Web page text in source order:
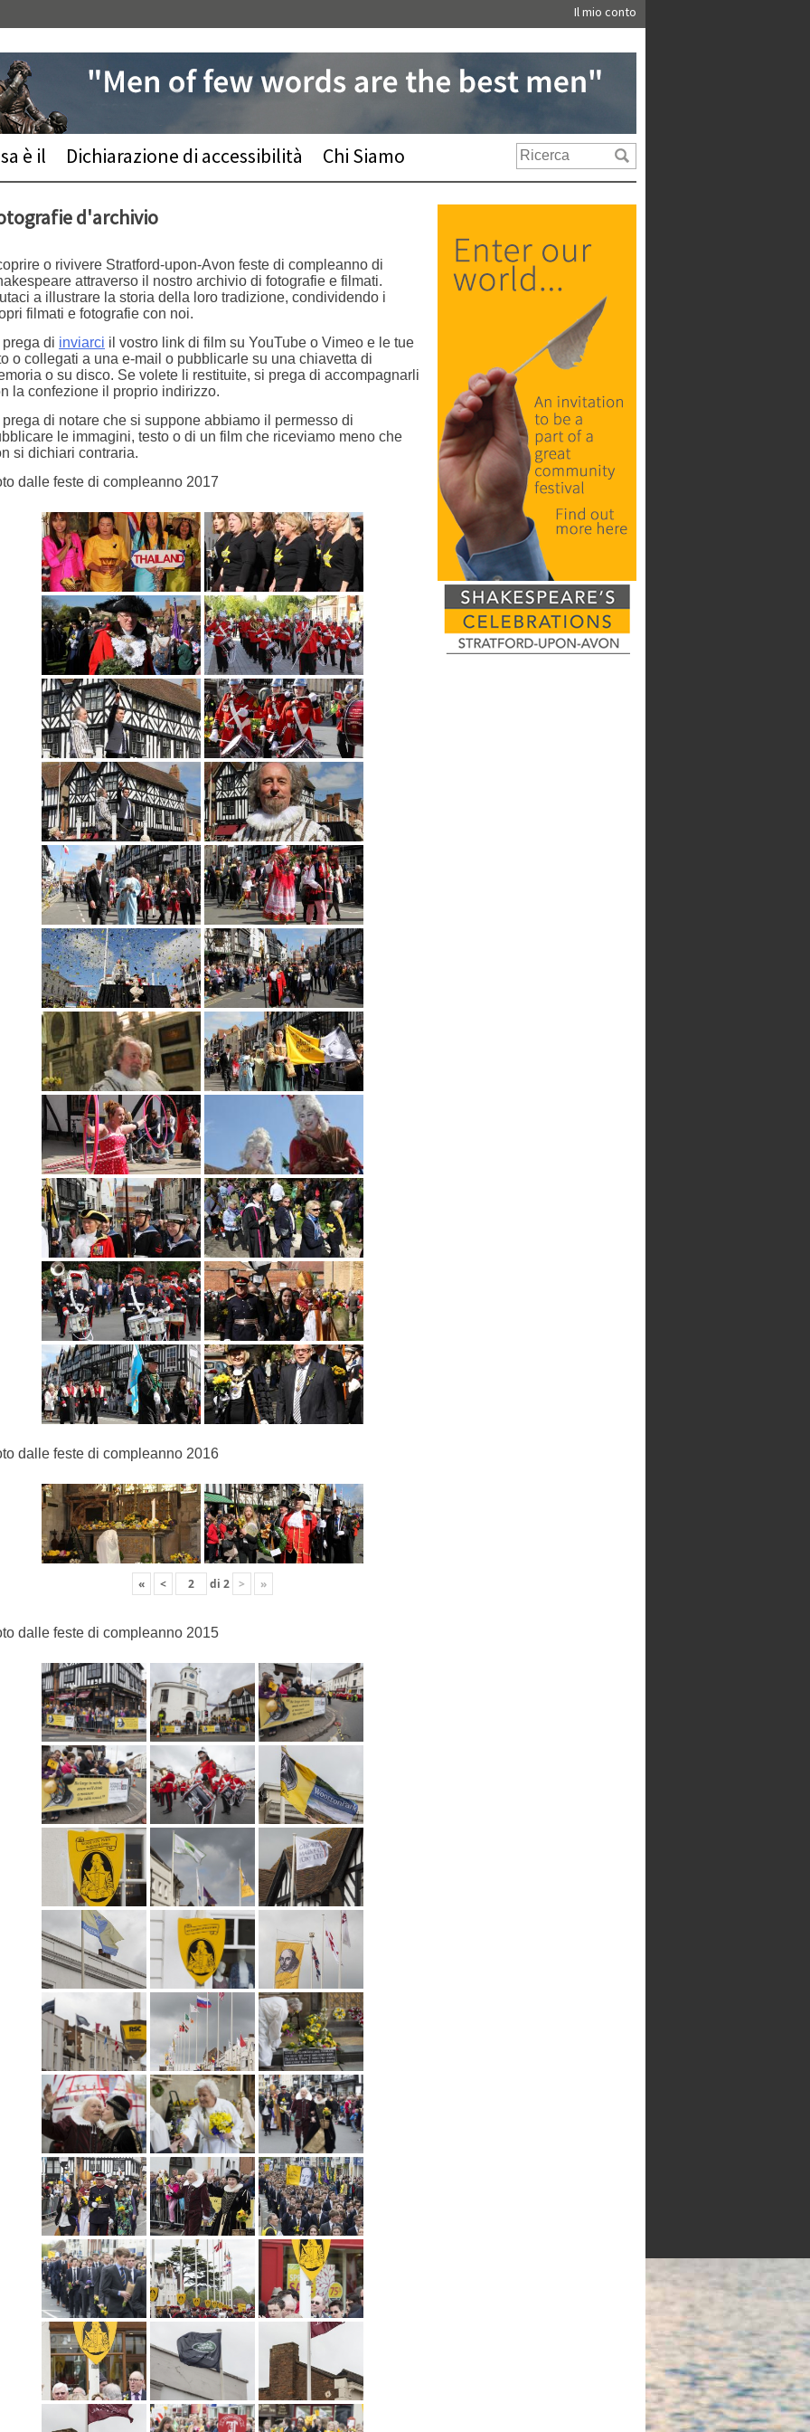
Il mio conto
è il Dichiarazione di accessibilità Chi Siamo
d'archivio
o rivivere Stratford-upon-Avon feste di compleanno di
attraverso il nostro archivio di fotografie e filmati.
a illustrare la storia della loro tradizione, condividendo i
filmati e fotografie con noi.
di inviarci il vostro link di film su YouTube o Vimeo e le tue
o collegati a una e-mail o pubblicarle su una chiavetta di
o su disco. Se volete li restituite, si prega di accompagnarli
la confezione il proprio indirizzo.
di notare che si suppone abbiamo il permesso di
le immagini, testo o di un film che riceviamo meno che
si dichiari contraria.
dalle feste di compleanno 2017
dalle feste di compleanno 2016
« < di 2 > »
dalle feste di compleanno 2015